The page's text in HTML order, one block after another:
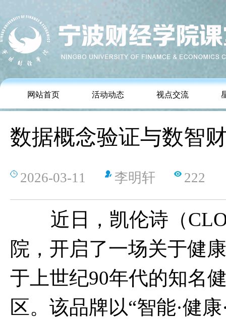
网站首页 活动动态 视点交流
数据概念验证与数智
2026-03-11 李明轩 222
近日，凯伦诗（
院，开启了一场关于健
于上世纪90年代的知名
区。该品牌以“智能·健